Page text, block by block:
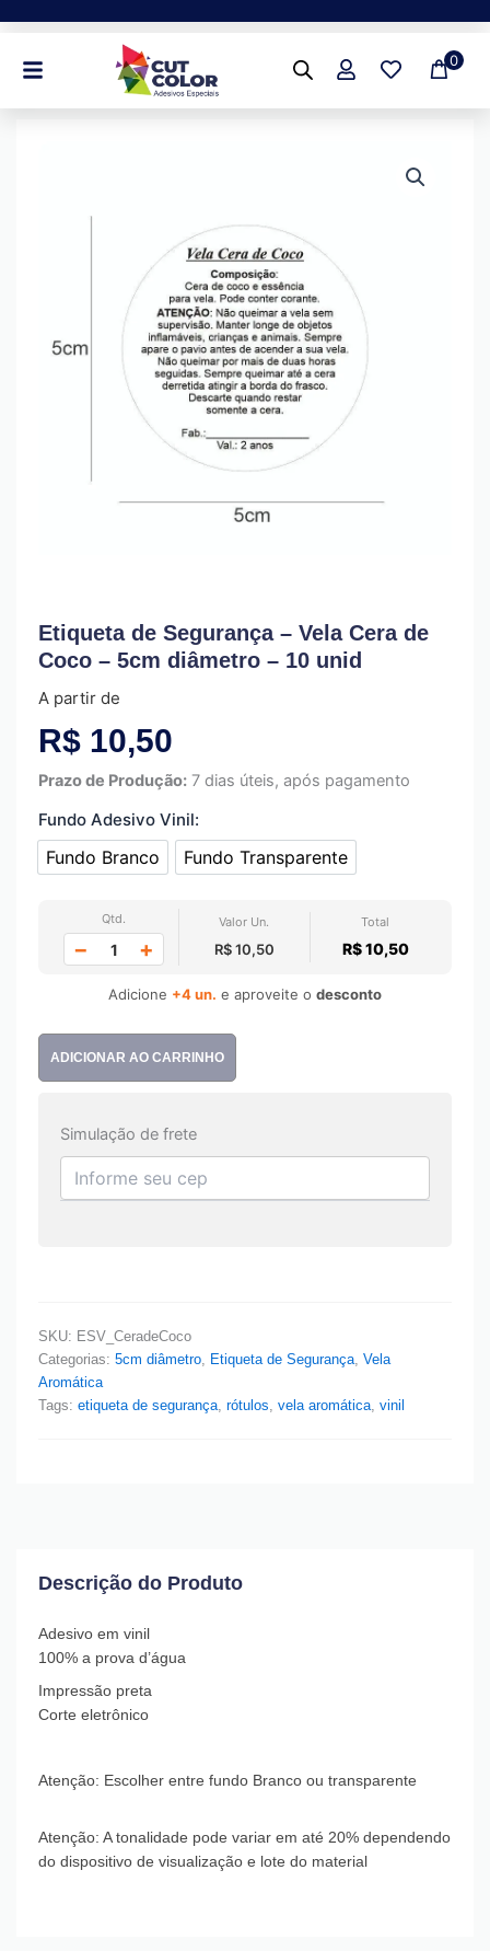
0
Etiqueta de Segurança – Vela Cera de
Coco – 5cm diâmetro – 10 unid
A partir de
R$ 10,50
Prazo de Produção: 7 dias úteis, após pagamento
Fundo Adesivo Vinil:
Fundo Branco
Fundo Branco
Fundo Transparente
Fundo Transparente
Qtd.
− +
Valor Un.
R$ 10,50
Total
R$ 10,50
Adicione +4 un. e aproveite o desconto
ADICIONAR AO CARRINHO
Simulação de frete
SKU: ESV_CeradeCoco
Categorias: 5cm diâmetro, Etiqueta de Segurança, Vela
Aromática
Tags: etiqueta de segurança, rótulos, vela aromática, vinil
Descrição do Produto
Adesivo em vinil
100% a prova d’água
Impressão preta
Corte eletrônico
Atenção: Escolher entre fundo Branco ou transparente
Atenção: A tonalidade pode variar em até 20% dependendo
do dispositivo de visualização e lote do material